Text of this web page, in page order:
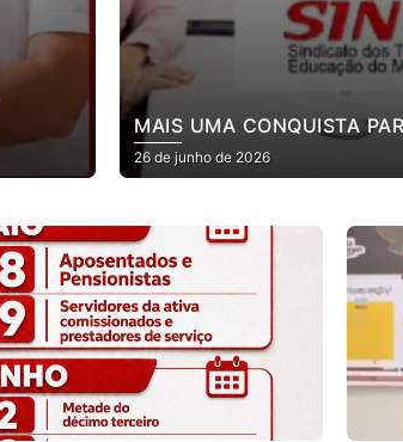
MAIS UMA CONQUISTA
26 de junho de 2026